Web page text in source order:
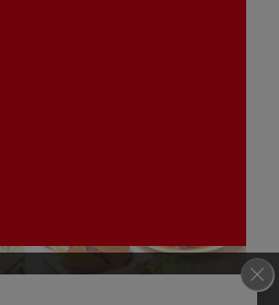
るためにクッキー